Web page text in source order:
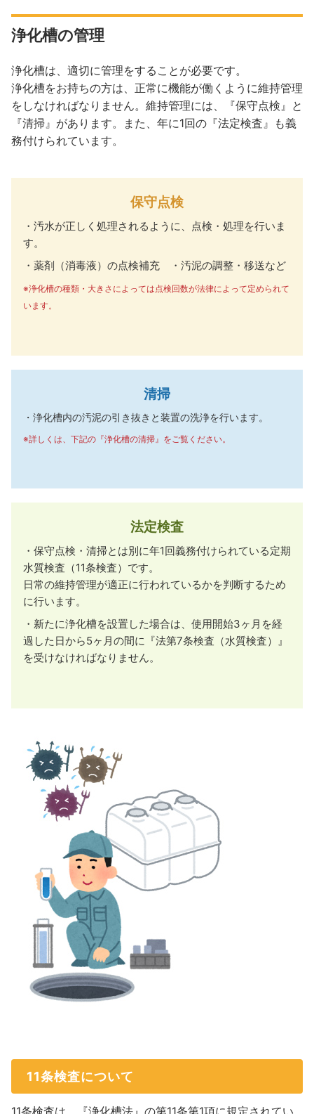
浄化槽の管理
浄化槽は、適切に管理をすることが必要です。
浄化槽をお持ちの方は、正常に機能が働くように維持管理
をしなければなりません。維持管理には、『保守点検』と
『清掃』があります。また、年に1回の『法定検査』も義
務付けられています。
保守点検
・汚水が正しく処理されるように、点検・処理を行いま
す。
・薬剤（消毒液）の点検補充 ・汚泥の調整・移送など
※浄化槽の種類・大きさによっては点検回数が法律によって定められて
います。
清掃
・浄化槽内の汚泥の引き抜きと装置の洗浄を行います。
※詳しくは、下記の『浄化槽の清掃』をご覧ください。
法定検査
・保守点検・清掃とは別に年1回義務付けられている定期
水質検査（11条検査）です。
日常の維持管理が適正に行われているかを判断するため
に行います。
・新たに浄化槽を設置した場合は、使用開始3ヶ月を経
過した日から5ヶ月の間に『法第7条検査（水質検査）』
を受けなければなりません。
11条検査について
11条検査は、『浄化槽法』の第11条第1項に規定されてい